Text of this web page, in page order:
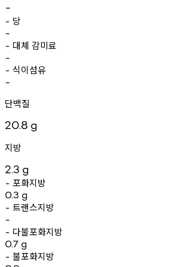
-
- 당
-
- 대체 감미료
-
- 식이섬유
-
단백질
20.8 g
지방
2.3 g
- 포화지방
0.3 g
- 트랜스지방
-
- 다불포화지방
0.7 g
- 불포화지방